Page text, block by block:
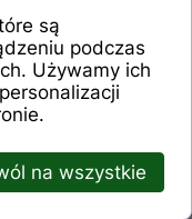
są
podczas
Używamy ich
na wszystkie